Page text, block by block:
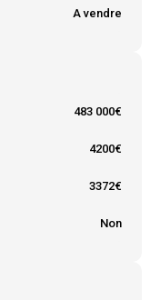
A vendre
483 000€
4200€
3372€
Non